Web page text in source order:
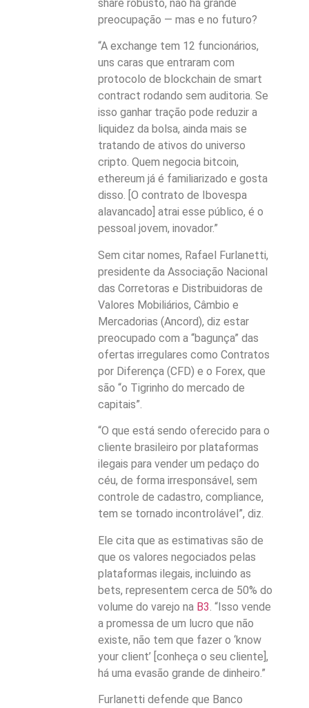
share robusto, não há grande
preocupação — mas e no futuro?
“A exchange tem 12 funcionários,
uns caras que entraram com
protocolo de blockchain de smart
contract rodando sem auditoria. Se
isso ganhar tração pode reduzir a
liquidez da bolsa, ainda mais se
tratando de ativos do universo
cripto. Quem negocia bitcoin,
ethereum já é familiarizado e gosta
disso. [O contrato de Ibovespa
alavancado] atrai esse público, é o
pessoal jovem, inovador.”
Sem citar nomes, Rafael Furlanetti,
presidente da Associação Nacional
das Corretoras e Distribuidoras de
Valores Mobiliários, Câmbio e
Mercadorias (Ancord), diz estar
preocupado com a “bagunça” das
ofertas irregulares como Contratos
por Diferença (CFD) e o Forex, que
são “o Tigrinho do mercado de
capitais”.
“O que está sendo oferecido para o
cliente brasileiro por plataformas
ilegais para vender um pedaço do
céu, de forma irresponsável, sem
controle de cadastro, compliance,
tem se tornado incontrolável”, diz.
Ele cita que as estimativas são de
que os valores negociados pelas
plataformas ilegais, incluindo as
bets, representem cerca de 50% do
volume do varejo na B3 . “Isso vende
a promessa de um lucro que não
existe, não tem que fazer o ‘know
your client’ [conheça o seu cliente],
há uma evasão grande de dinheiro.”
Furlanetti defende que Banco